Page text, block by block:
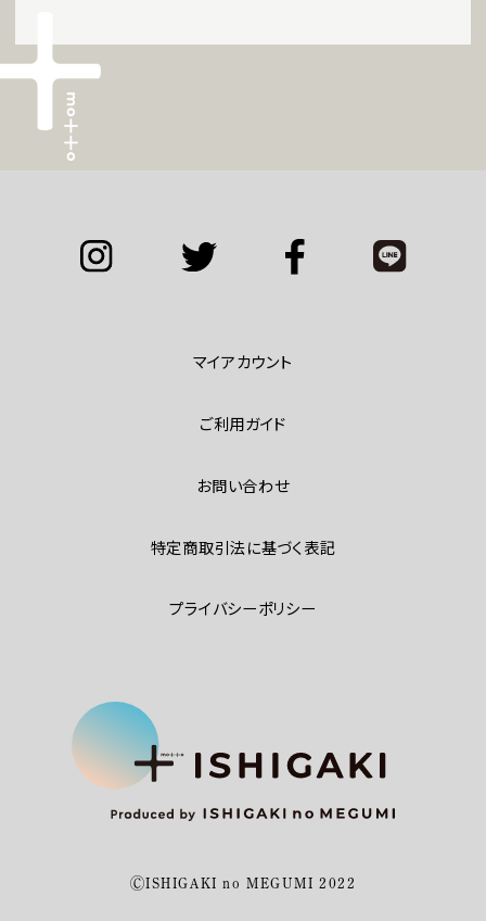
マイアカウント
ご利用ガイド
お問い合わせ
特定商取引法に基づく表記
プライバシーポリシー
ⒸISHIGAKI no MEGUMI 2022